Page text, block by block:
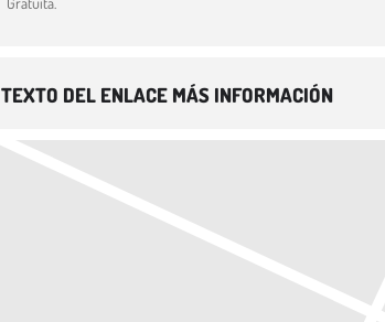
TEXTO DEL ENLACE MÁS INFORMACIÓN